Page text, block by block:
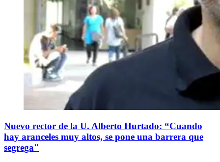
Nuevo rector de la U. Alberto Hurtado: “Cuando
hay aranceles muy altos, se pone una barrera que
segrega"